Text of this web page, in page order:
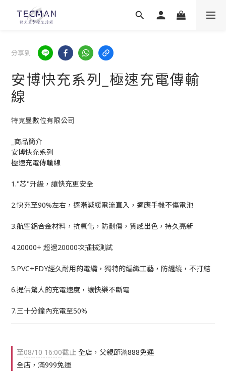
分享到
安博快充系列_極速充電傳輸
線
特克曼數位有限公司
_商品簡介
安博快充系列
極速充電傳輸線
1."芯"升級，讓快充更安全
2.快充至90%左右，逐漸減緩電流直入，適應手機不傷電池
3.航空鋁合金材料，抗氧化，防劃傷，質感出色，持久亮新
4.20000+ 超過20000次插拔測試
5.PVC+FDY經久耐用的電纜，獨特的編織工藝，防纏繞，不打結
6.提供驚人的充電速度，讓快樂不斷電
7.三十分鐘內充電至50%
至08/10 16:00截止 全店，父親節滿888免運
全店，滿999免運